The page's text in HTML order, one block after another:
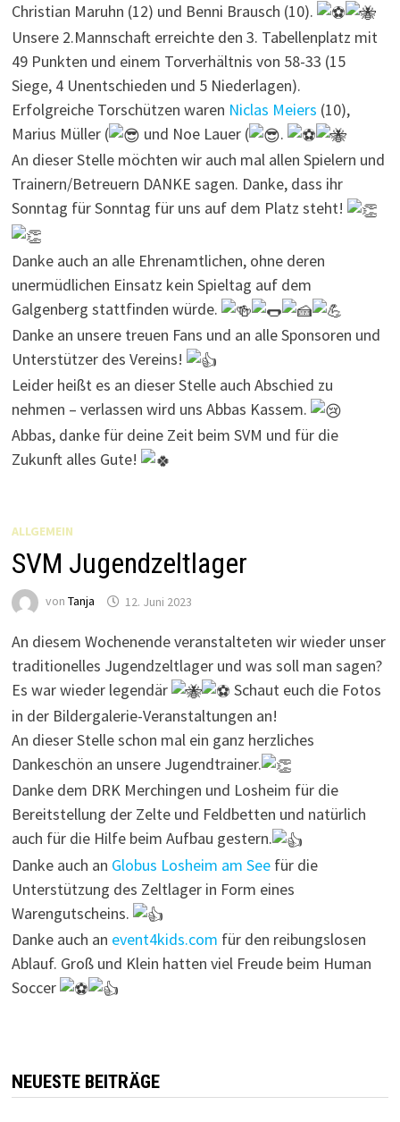
Christian Maruhn (12) und Benni Brausch (10).
Unsere 2.Mannschaft erreichte den 3. Tabellenplatz mit
49 Punkten und einem Torverhältnis von 58-33 (15
Siege, 4 Unentschieden und 5 Niederlagen).
Erfolgreiche Torschützen waren Niclas Meiers (10),
Marius Müller (
und Noe Lauer (
.
An dieser Stelle möchten wir auch mal allen Spielern und
Trainern/Betreuern DANKE sagen. Danke, dass ihr
Sonntag für Sonntag für uns auf dem Platz steht!
Danke auch an alle Ehrenamtlichen, ohne deren
unermüdlichen Einsatz kein Spieltag auf dem
Galgenberg stattfinden würde.
Danke an unsere treuen Fans und an alle Sponsoren und
Unterstützer des Vereins!
Leider heißt es an dieser Stelle auch Abschied zu
nehmen – verlassen wird uns Abbas Kassem.
Abbas, danke für deine Zeit beim SVM und für die
Zukunft alles Gute!
ALLGEMEIN
SVM Jugendzeltlager
von Tanja 12. Juni 2023
An diesem Wochenende veranstalteten wir wieder unser
traditionelles Jugendzeltlager und was soll man sagen?
Es war wieder legendär
Schaut euch die Fotos
in der Bildergalerie-Veranstaltungen an!
An dieser Stelle schon mal ein ganz herzliches
Dankeschön an unsere Jugendtrainer.
Danke dem DRK Merchingen und Losheim für die
Bereitstellung der Zelte und Feldbetten und natürlich
auch für die Hilfe beim Aufbau gestern.
Danke auch an Globus Losheim am Seefür die
Unterstützung des Zeltlager in Form eines
Warengutscheins.
Danke auch an event4kids.com für den reibungslosen
Ablauf. Groß und Klein hatten viel Freude beim Human
Soccer
NEUESTE BEITRÄGE